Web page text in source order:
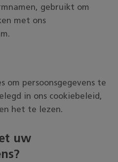
gebruikt om
met ons
om persoonsgegevens te
in ons cookiebeleid,
het te lezen.
uw